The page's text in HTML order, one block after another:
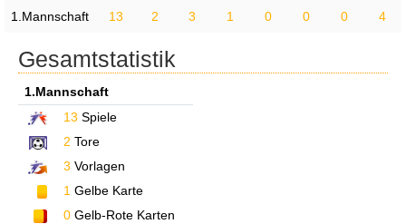
1.Mannschaft
13 2 3 1 0 0 0 4
Gesamtstatistik
1.Mannschaft
13 Spiele
2 Tore
3 Vorlagen
1 Gelbe Karte
0 Gelb-Rote Karten